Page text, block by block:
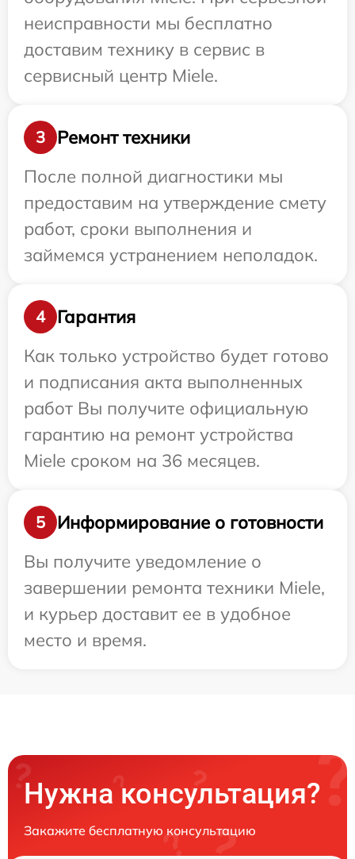
неисправности мы бесплатно
доставим технику в сервис в
сервисный центр Miele.
3
Ремонт техники
После полной диагностики мы
предоставим на утверждение смету
работ, сроки выполнения и
займемся устранением неполадок.
4
Гарантия
Как только устройство будет готово
и подписания акта выполненных
работ Вы получите официальную
гарантию на ремонт устройства
Miele сроком на 36 месяцев.
5
Информирование о готовности
Вы получите уведомление о
завершении ремонта техники Miele,
и курьер доставит ее в удобное
место и время.
Нужна консультация?
Закажите бесплатную консультацию